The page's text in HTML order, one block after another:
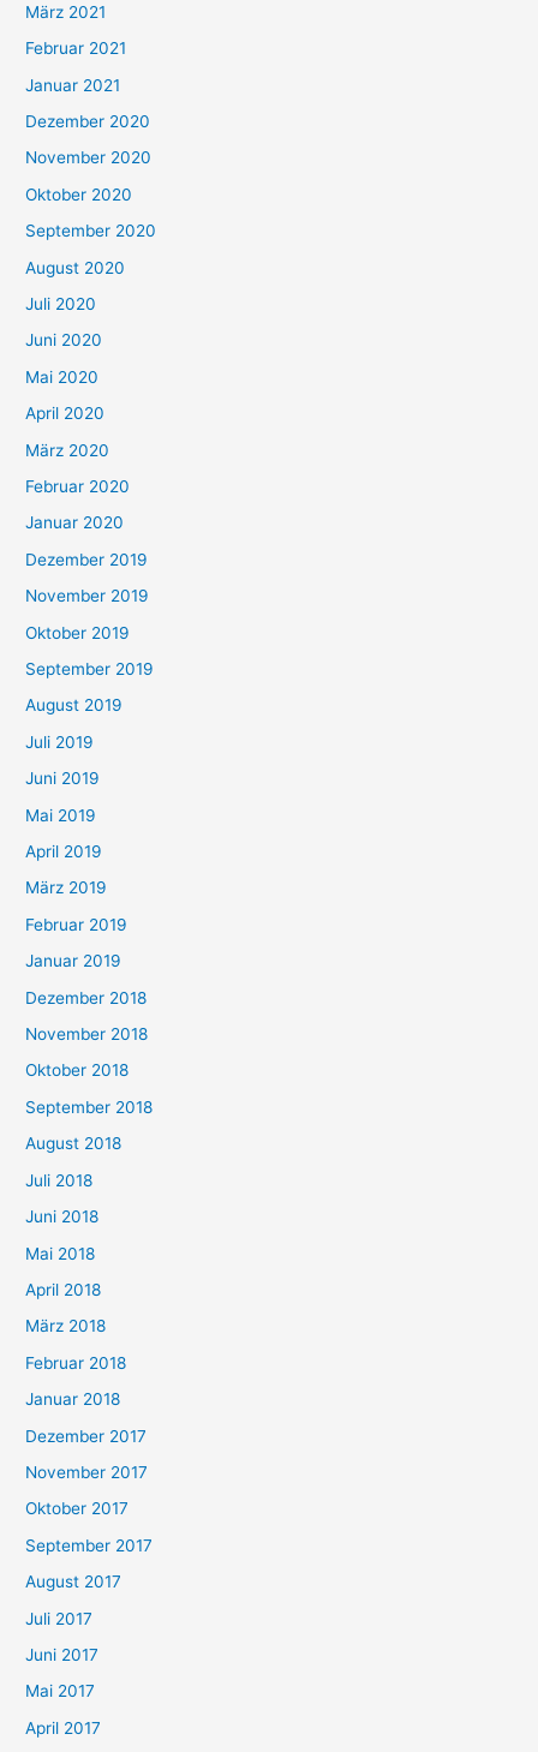
März 2021
Februar 2021
Januar 2021
Dezember 2020
November 2020
Oktober 2020
September 2020
August 2020
Juli 2020
Juni 2020
Mai 2020
April 2020
März 2020
Februar 2020
Januar 2020
Dezember 2019
November 2019
Oktober 2019
September 2019
August 2019
Juli 2019
Juni 2019
Mai 2019
April 2019
März 2019
Februar 2019
Januar 2019
Dezember 2018
November 2018
Oktober 2018
September 2018
August 2018
Juli 2018
Juni 2018
Mai 2018
April 2018
März 2018
Februar 2018
Januar 2018
Dezember 2017
November 2017
Oktober 2017
September 2017
August 2017
Juli 2017
Juni 2017
Mai 2017
April 2017